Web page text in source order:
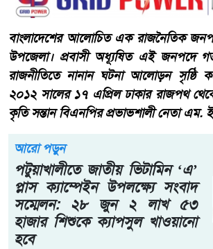
বাংলাদেশের আলোচিত এক রাজনৈতিক
উপজেলা। প্রবাসী অধ্যূষিত এই জনপদে
রাজনীতিতে নানান ঘটনা আলোড়ন সৃষ্ঠি
২০১২ সালের ১৭ এপ্রিল ঢাকার রাজপথ
কৃতি সন্তান বিএনপির প্রভাভশালী নেতা এম.
আরো পড়ুন
পটুয়াখালীতে জাতীয় ভিটামিন ‘এ’
প্লাস ক্যাম্পেইন উপলক্ষ্যে সংবাদ
সম্মেলন: ২৮ জুন ২ লাখ ৫৩
হাজার শিশুকে ক্যাপসুল খাওয়ানো
হবে